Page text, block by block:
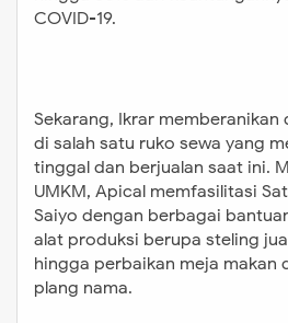
COVID-19.
Sekarang, Ikrar memberanikan
di salah satu ruko sewa yang
tinggal dan berjualan saat ini.
UMKM, Apical memfasilitasi
Saiyo dengan berbagai
alat produksi berupa steling
hingga perbaikan meja makan
plang nama.